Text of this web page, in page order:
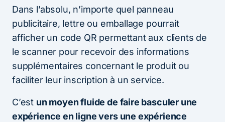
Dans l’absolu, n’importe quel panneau
publicitaire, lettre ou emballage pourrait
afficher un code QR permettant aux clients de
le scanner pour recevoir des informations
supplémentaires concernant le produit ou
faciliter leur inscription à un service.
C’est un moyen fluide de faire basculer une
expérience en ligne vers une expérience